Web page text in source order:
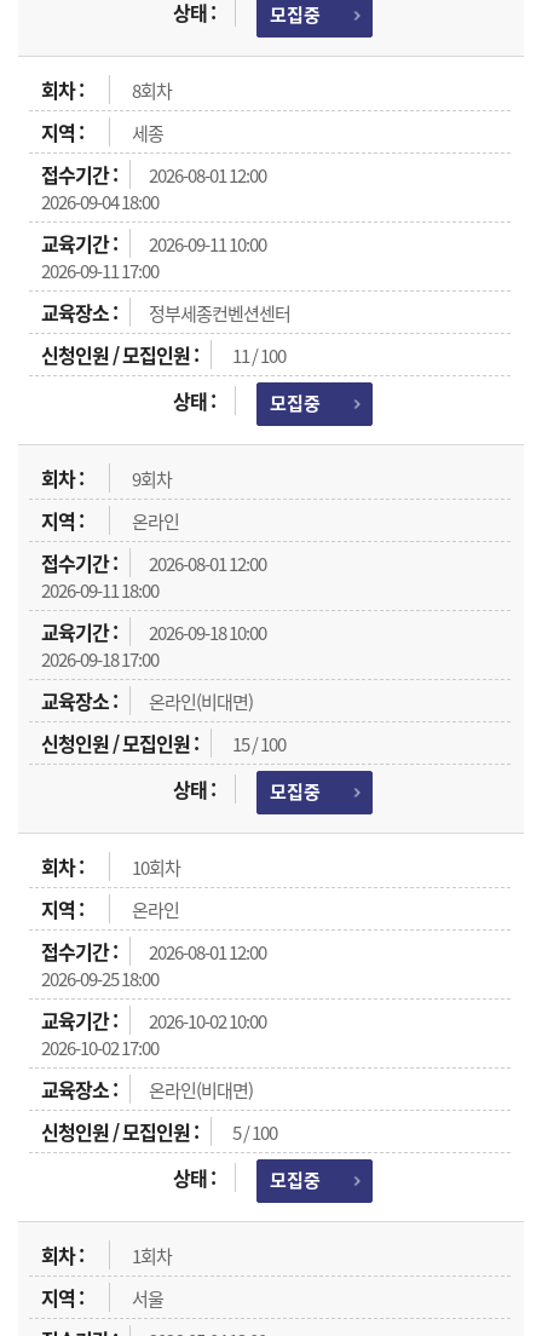
모집중
8회차
세종
2026-08-01 12:00
2026-09-04 18:00
2026-09-11 10:00
2026-09-11 17:00
정부세종컨벤션센터
11 / 100
모집중
9회차
온라인
2026-08-01 12:00
2026-09-11 18:00
2026-09-18 10:00
2026-09-18 17:00
온라인(비대면)
15 / 100
모집중
10회차
온라인
2026-08-01 12:00
2026-09-25 18:00
2026-10-02 10:00
2026-10-02 17:00
온라인(비대면)
5 / 100
모집중
1회차
서울